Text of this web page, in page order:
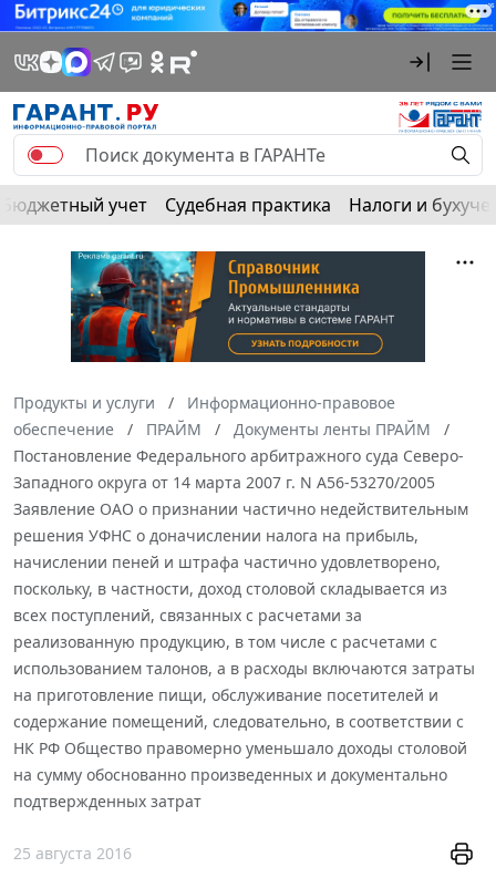
Бюджетный учет Судебная практика Налоги и
Продукты и услуги
Информационно-правовое
обеспечение
ПРАЙМ
Документы ленты ПРАЙМ
Постановление Федерального арбитражного суда Северо-
Западного округа от 14 марта 2007 г. N А56-53270/2005
Заявление ОАО о признании частично недействительным
решения УФНС о доначислении налога на прибыль,
начислении пеней и штрафа частично удовлетворено,
поскольку, в частности, доход столовой складывается из
всех поступлений, связанных с расчетами за
реализованную продукцию, в том числе с расчетами с
использованием талонов, а в расходы включаются затраты
на приготовление пищи, обслуживание посетителей и
содержание помещений, следовательно, в соответствии с
НК РФ Общество правомерно уменьшало доходы столовой
на сумму обоснованно произведенных и документально
подтвержденных затрат
25 августа 2016